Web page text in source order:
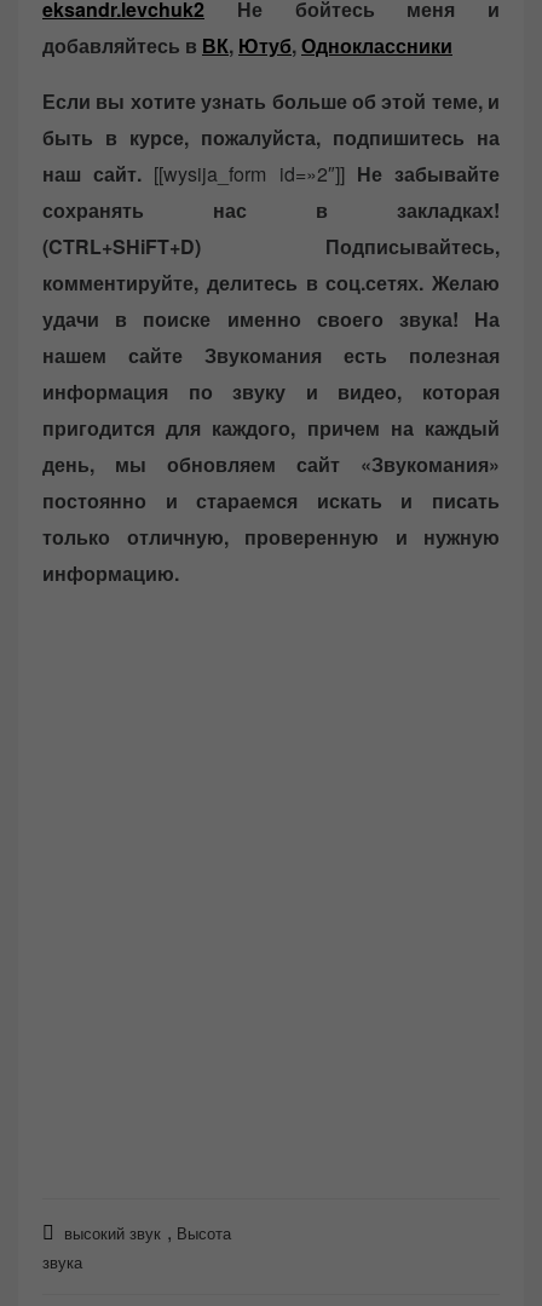
eksandr.levchuk2
Не бойтесь меня и
добавляйтесь в ВК, Ютуб,Одноклассники
Если вы хотите узнать больше об этой теме, и
быть в курсе, пожалуйста, подпишитесь на
наш сайт. [[wysija_form id=»2″]] Не забывайте
сохранять нас в закладках!
(CTRL+SHiFT+D)
Подписывайтесь,
комментируйте, делитесь в соц.сетях. Желаю
удачи в поиске именно своего звука!
На
нашем сайте Звукомания есть полезная
информация по звуку и видео, которая
пригодится для каждого, причем на каждый
день, мы обновляем сайт «Звукомания»
постоянно и стараемся искать и писать
только отличную, проверенную и нужную
информацию.
высокий звук , Высота
звука